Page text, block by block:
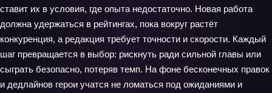
ставит их в условия, где опыта недостаточно. Новая работа
должна удержаться в рейтингах, пока вокруг растёт
конкуренция, а редакция требует точности и скорости. Каждый
шаг превращается в выбор: рискнуть ради сильной главы или
сыграть безопасно, потеряв темп. На фоне бесконечных правок
и дедлайнов герои учатся не ломаться под ожиданиями и